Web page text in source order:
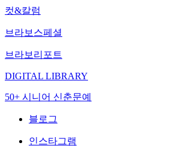
컷&칼럼
브라보스페셜
브라보리포트
DIGITAL LIBRARY
50+ 시니어 신춘문예
블로그
인스타그램